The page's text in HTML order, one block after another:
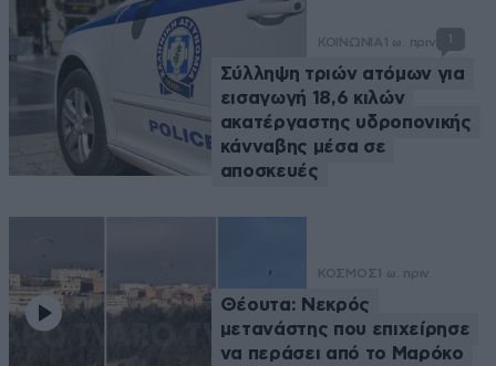
ΚΟΙΝΩΝΙΑ 1 ω. πριν 1
Σύλληψη τριών ατόμων για
εισαγωγή 18,6 κιλών
ακατέργαστης υδροπονικής
κάνναβης μέσα σε
αποσκευές
ΚΟΣΜΟΣ 1 ω. πριν
Θέουτα: Νεκρός
μετανάστης που επιχείρησε
να περάσει από το Μαρόκο